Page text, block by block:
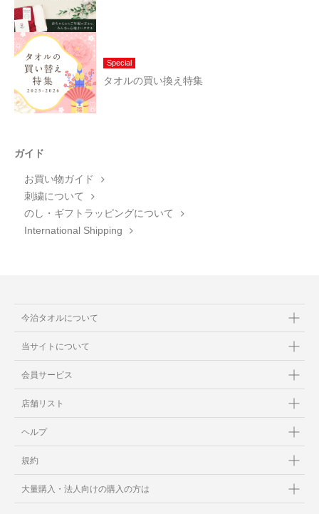
Special
タオルの買い換え特集
ガイド
お買い物ガイド
刺繍について
のし・ギフトラッピングについて
International Shipping
今治タオルについて
当サイトについて
会員サービス
店舗リスト
ヘルプ
規約
大量購入・法人向けの購入の方は